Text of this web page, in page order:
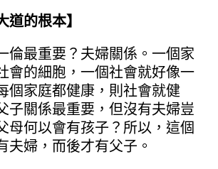
道的根本】
倫最重要？夫婦關係。一個家
會的細胞，一個社會就好像一
個家庭都健康，則社會就健
子關係最重要，但沒有夫婦豈
母何以會有孩子？所以，這個
夫婦，而後才有父子。